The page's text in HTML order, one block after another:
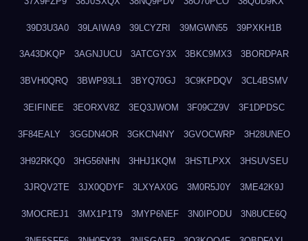
39D3U3A0 39LAIWA9 39LCYZRI 39MGWN55 39PXKH1B
3A43DKQP 3AGNJUCU 3ATCGY3X 3BKC9MX3 3BORDPAR
3BVH0QRQ 3BWP93L1 3BYQ70GJ 3C9KPDQV 3CL4BSMV
3EIFINEE 3EORXV8Z 3EQ3JWOM 3F09CZ9V 3F1DPDSC
3F84EALY 3GGDN4OR 3GKCN4NY 3GVOCWRP 3H28UNEO
3H92RKQ0 3HG56NHN 3HHJ1KQM 3HSTLPXX 3HSUVSEU
3JRQV2TE 3JX0QDYF 3LXYAX0G 3M0R5J0Y 3ME42K9J
3MOCREJ1 3MX1P1T9 3MYP6NEF 3N0IPODU 3N8UCE6Q